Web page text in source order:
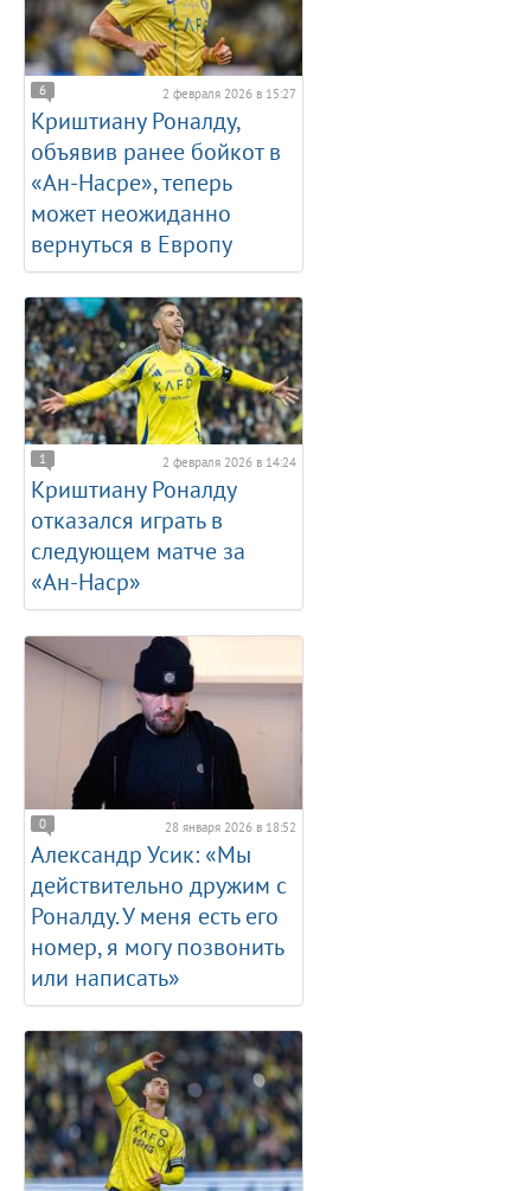
6 2 февраля 2026 в 15:27
Криштиану Роналду,
объявив ранее бойкот в
«Ан-Насре», теперь
может неожиданно
вернуться в Европу
1 2 февраля 2026 в 14:24
Криштиану Роналду
отказался играть в
следующем матче за
«Ан-Наср»
0 28 января 2026 в 18:52
Александр Усик: «Мы
действительно дружим с
Роналду. У меня есть его
номер, я могу позвонить
или написать»